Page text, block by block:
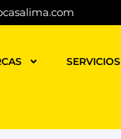
SERVICIOS